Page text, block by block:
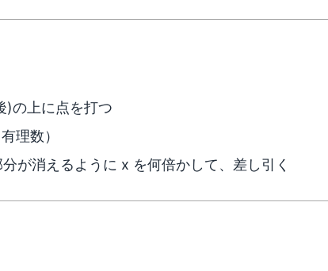
)の上に点を打つ
理数）
が消えるように x を何倍かして、差し引く